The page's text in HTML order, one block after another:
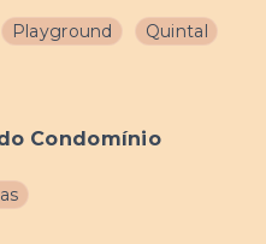
Playground
Quintal
Condomínio